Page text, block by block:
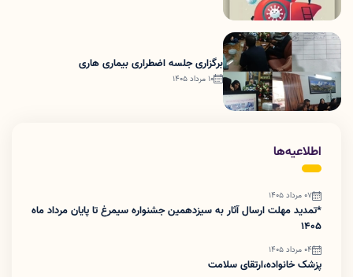
برگزاری جلسه اضطراری بیماری هاری
10 مرداد 1405
اطلاعیه‌ها
07 مرداد 1405
*تمدید مهلت ارسال آثار به سیزدهمین جشنواره سیمرغ تا پایان مرداد ماه
1405
04 مرداد 1405
پزشک خانواده،ارتقای سلامت